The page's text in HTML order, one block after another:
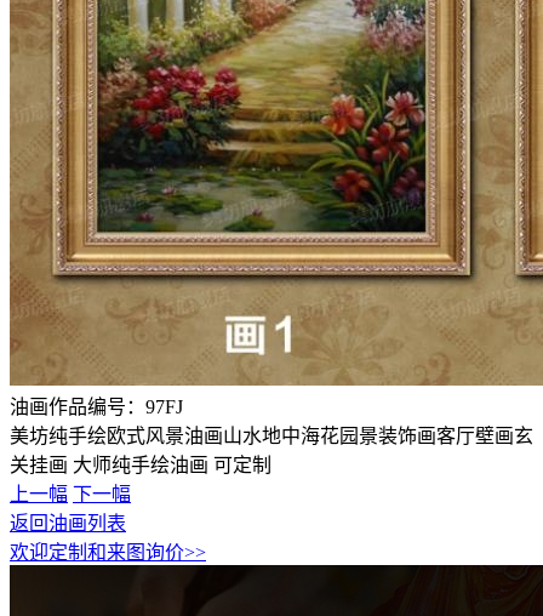
油画作品编号： 97FJ
美坊纯手绘欧式风景油画山水地中海花园景装饰画客厅壁画玄
关挂画 大师纯手绘油画 可定制
上一幅 下一幅
返回油画列表
欢迎定制和来图询价>>